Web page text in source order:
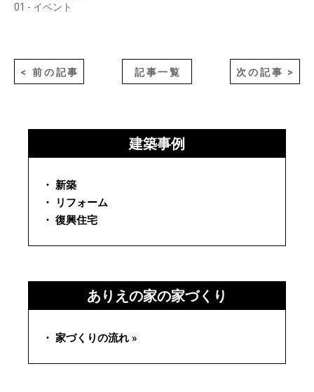
01 - イベント
< 前の記事 記事一覧 次の記事 >
建築事例
・ 新築
・ リフォーム
・ 復興住宅
ありえの家の家づくり
・ 家づくりの流れ »